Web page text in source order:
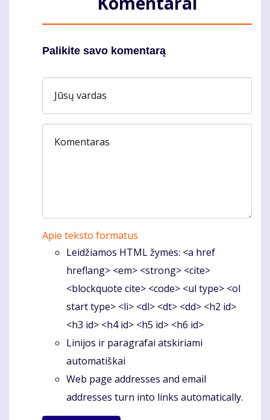
Palikite savo komentarą
Jūsų vardas
Komentaras
Apie teksto formatus
Leidžiamos HTML žymės: <a href
hreflang> <em> <strong> <cite>
<blockquote cite> <code> <ul type> <ol
start type> <li> <dl> <dt> <dd> <h2 id>
<h3 id> <h4 id> <h5 id> <h6 id>
Linijos ir paragrafai atskiriami
automatiškai
Web page addresses and email
addresses turn into links automatically.